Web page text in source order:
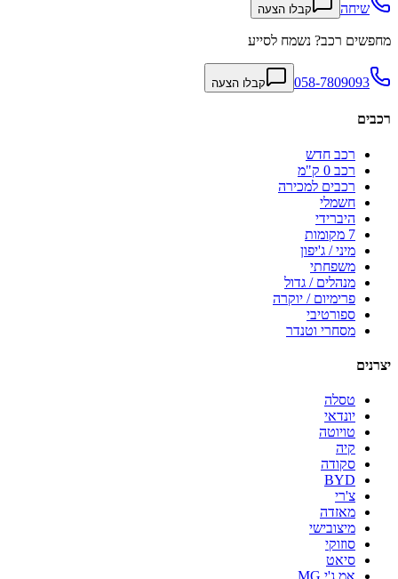
שיחה קבלו הצעה
מחפשים רכב? נשמח לסייע
058-7809093 קבלו הצעה
רכבים
רכב חדש
רכב 0 ק"מ
רכבים למכירה
חשמלי
היברידי
7 מקומות
מיני / ג'יפון
משפחתי
מנהלים / גדול
פרימיום / יוקרה
ספורטיבי
מסחרי וטנדר
יצרנים
טסלה
יונדאי
טויוטה
קיה
סקודה
BYD
צ'רי
מאזדה
מיצובישי
סוזוקי
סיאט